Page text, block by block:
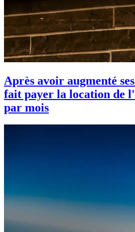
Après avoir augmenté
fait payer la location de
par mois